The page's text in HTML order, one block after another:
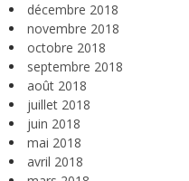
décembre 2018
novembre 2018
octobre 2018
septembre 2018
août 2018
juillet 2018
juin 2018
mai 2018
avril 2018